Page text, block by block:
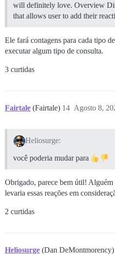
will definitely love. Overview
that allows user to add their
Ele fará contagens para cada tipo
executar algum tipo de consulta.
3 curtidas
Fairtale (Fairtale) Agosto 8,
14
Heliosurge:
você poderia mudar para
Obrigado, parece bem útil! Alguém
levaria essas reações em
2 curtidas
Heliosurge (Dan DeMontmorency)